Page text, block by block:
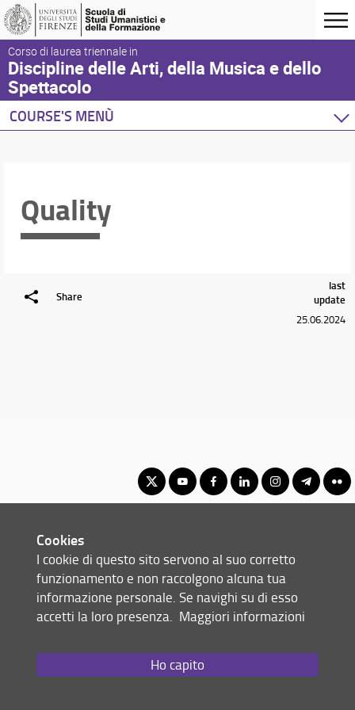
Corso di laurea triennale in
Discipline delle Arti, della Musica e dello
Spettacolo
COURSE'S MENÙ
Quality
Share
last
update
25.06.2024
© Copyright 2012-2026 Università degli Studi di Firenze UNIFI
P.IVA/Cod.Fis 01279680480
Via Laura, 48 - 50121 Firenze (FI)
Email:scuola(AT)st-umaform.unifi.it
Cookies
I cookie di questo sito servono al suo corretto
funzionamento e non raccolgono alcuna tua
informazione personale. Se navighi su di esso
accetti la loro presenza. Maggiori informazioni
Ho capito